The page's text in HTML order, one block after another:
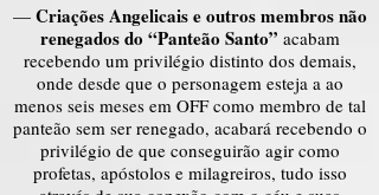
—Criações Angelicais e outros membros não
renegados do “Panteão Santo” acabam
recebendo um privilégio distinto dos demais,
onde desde que o personagem esteja a ao
menos seis meses em OFF como membro de tal
panteão sem ser renegado, acabará recebendo o
privilégio de que conseguirão agir como
profetas, apóstolos e milagreiros, tudo isso